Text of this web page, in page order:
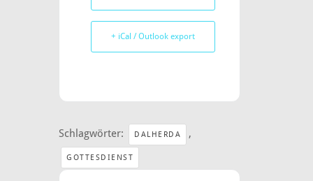
+ iCal / Outlook export
Schlagwörter: DALHERDA ,
GOTTESDIENST